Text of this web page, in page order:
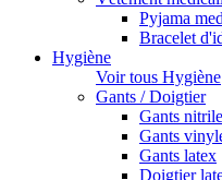
Pyjama
Bracelet
Hygiène
Voir tous Hygiène
Gants / Doigtier
Gants nitrile
Gants
Gants latex
Doigtier